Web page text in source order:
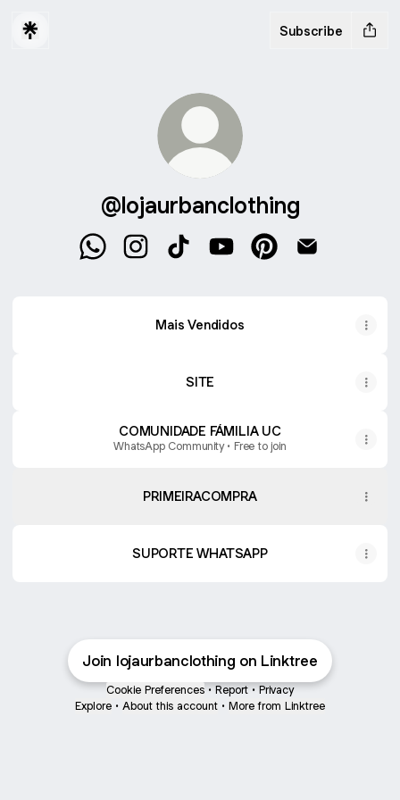
Subscribe
@lojaurbanclothing
Mais Vendidos
SITE
COMUNIDADE FÁMILIA UC
WhatsApp Community • Free to join
PRIMEIRACOMPRA
SUPORTE WHATSAPP
Join lojaurbanclothing on Linktree
Cookie Preferences • Report • Privacy
Explore • About this account • More from Linktree